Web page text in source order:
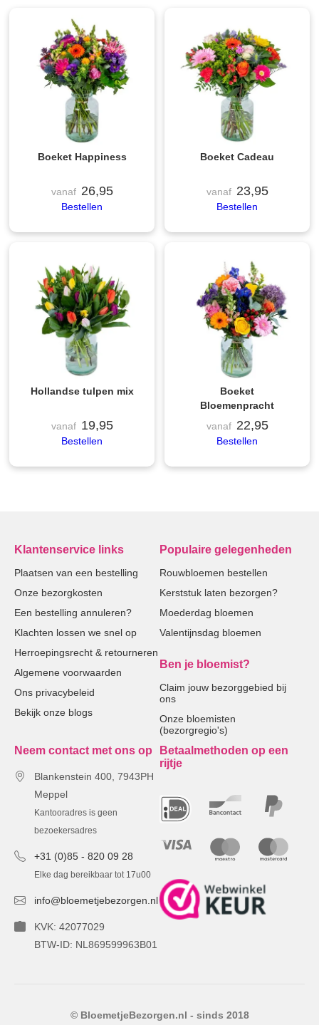
Boeket Happiness
vanaf 26,95
Bestellen
Boeket Cadeau
vanaf 23,95
Bestellen
Hollandse tulpen mix
vanaf 19,95
Bestellen
Boeket
Bloemenpracht
vanaf 22,95
Bestellen
Klantenservice links
Plaatsen van een bestelling
Onze bezorgkosten
Een bestelling annuleren?
Klachten lossen we snel op
Herroepingsrecht & retourneren
Algemene voorwaarden
Ons privacybeleid
Bekijk onze blogs
Populaire gelegenheden
Rouwbloemen bestellen
Kerststuk laten bezorgen?
Moederdag bloemen
Valentijnsdag bloemen
Ben je bloemist?
Claim jouw bezorggebied bij
ons
Onze bloemisten
(bezorgregio's)
Neem contact met ons op
Blankenstein 400, 7943PH
Meppel
Kantooradres is geen
bezoekersadres
+31 (0)85 - 820 09 28
Elke dag bereikbaar tot 17u00
info@bloemetjebezorgen.nl
KVK: 42077029
BTW-ID: NL869599963B01
Betaalmethoden op een
rijtje
© BloemetjeBezorgen.nl - sinds 2018